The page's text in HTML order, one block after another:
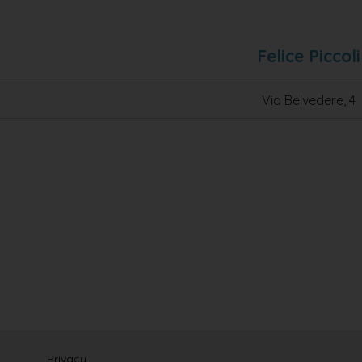
Felice Piccoli
Via Belvedere, 4
Privacy